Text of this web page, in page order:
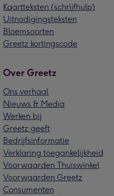
Kaartteksten (schrijfhulp)
Uitnodigingsteksten
Bloemsoorten
Greetz kortingscode
Over Greetz
Ons verhaal
Nieuws & Media
Werken bij
Greetz geeft
Bedrijfsinformatie
Verklaring toegankelijkheid
Voorwaarden Thuiswinkel
Voorwaarden Greetz
Consumenten